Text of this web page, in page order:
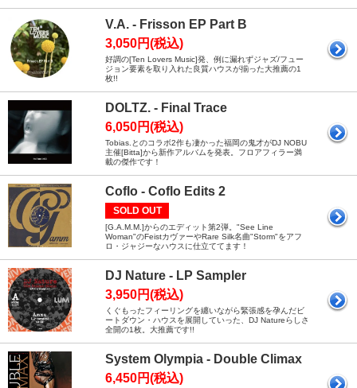
V.A. - Frisson EP Part B
3,050円(税込)
好調の[Ten Lovers Music]発、例に漏れずジャズ/フュー
ジョン要素を取り入れた良質ハウスが揃った大推薦の1
枚!!
DOLTZ. - Final Trace
6,050円(税込)
Tobias.とのコラボ2作も凄かった福岡の鬼才がDJ NOBU
主催[Bitta]から新作アルバムを発表。フロアフィラー満
載の傑作です！
Coflo - Coflo Edits 2
SOLD OUT
[G.A.M.M.]からのエディット第2弾。"See Line
Woman"のFeistカヴァーやRare Silk名曲"Storm"をアフ
ロ・ジャジーなハウスに仕立ててます！
DJ Nature - LP Sampler
3,950円(税込)
くぐもったフィーリングを纏いながら緊張感を孕んだビ
ートダウン・ハウスを展開していった、DJ Natureらしさ
全開の1枚。大推薦です!!
System Olympia - Double Climax
6,450円(税込)